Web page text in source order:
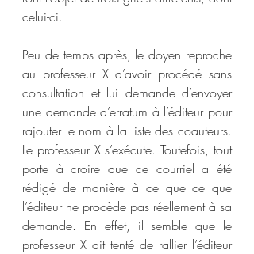
celui-ci.
Peu de temps après, le doyen reproche
au professeur X d’avoir procédé sans
consultation et lui demande d’envoyer
une demande d’erratum à l’éditeur pour
rajouter le nom à la liste des coauteurs.
Le professeur X s’exécute. Toutefois, tout
porte à croire que ce courriel a été
rédigé de manière à ce que ce que
l’éditeur ne procède pas réellement à sa
demande. En effet, il semble que le
professeur X ait tenté de rallier l’éditeur